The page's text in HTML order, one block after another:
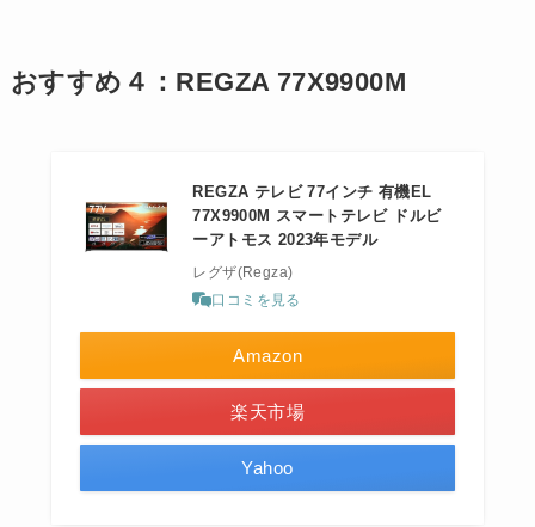
おすすめ４：REGZA 77X9900M
REGZA テレビ 77インチ 有機EL
77X9900M スマートテレビ ドルビ
ーアトモス 2023年モデル
レグザ(Regza)
口コミを見る
Amazon
楽天市場
Yahoo